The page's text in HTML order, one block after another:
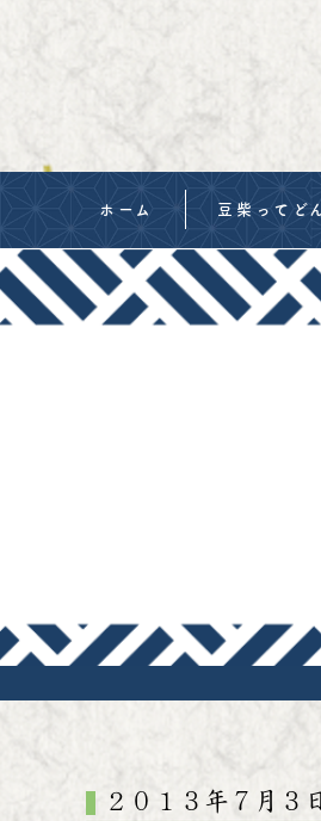
ホーム 豆柴ってど
当犬舎の豆柴
豆柴の血統書
２０１３年７月